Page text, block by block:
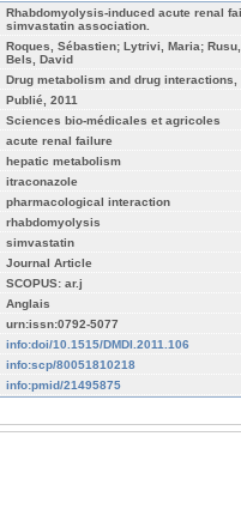
Rhabdomyolysis-induced acute renal
simvastatin association.
Roques, Sébastien; Lytrivi, Maria;
Bels, David
Drug metabolism and drug interactions,
Publié, 2011
Sciences bio-médicales et agricoles
acute renal failure
hepatic metabolism
itraconazole
pharmacological interaction
rhabdomyolysis
simvastatin
Journal Article
SCOPUS: ar.j
Anglais
urn:issn:0792-5077
info:doi/10.1515/DMDI.2011.106
info:scp/80051810218
info:pmid/21495875